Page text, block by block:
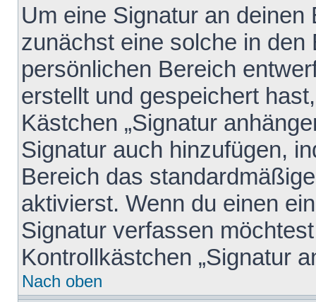
Um eine Signatur an
zunächst eine solche in den
persönlichen Bereich
erstellt und gespeichert
Kästchen „Signatur
Signatur auch hinzufügen,
Bereich das
aktivierst. Wenn du einen
Signatur verfassen
Kontrollkästchen „Signatur
Nach oben